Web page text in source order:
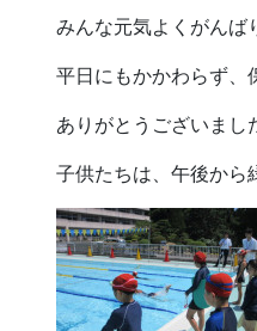
みんな元気よくがんば
平日にもかかわらず、
ありがとうございまし
子供たちは、午後から